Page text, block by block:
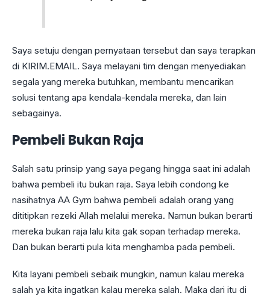
Saya setuju dengan pernyataan tersebut dan saya terapkan
di KIRIM.EMAIL. Saya melayani tim dengan menyediakan
segala yang mereka butuhkan, membantu mencarikan
solusi tentang apa kendala-kendala mereka, dan lain
sebagainya.
Pembeli Bukan Raja
Salah satu prinsip yang saya pegang hingga saat ini adalah
bahwa pembeli itu bukan raja. Saya lebih condong ke
nasihatnya AA Gym bahwa pembeli adalah orang yang
dititipkan rezeki Allah melalui mereka. Namun bukan berarti
mereka bukan raja lalu kita gak sopan terhadap mereka.
Dan bukan berarti pula kita menghamba pada pembeli.
Kita layani pembeli sebaik mungkin, namun kalau mereka
salah ya kita ingatkan kalau mereka salah. Maka dari itu di